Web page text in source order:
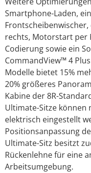
Smartphone-Laden,
rechts, Motorstart per
Codierung sowie ein
CommandView™ 4
Modelle bietet 15%
20% größeres
Kabine der 8R-
Ultimate-Sitze können
elektrisch eingestellt
Positionsanpassung
Ultimate-Sitz besitzt
Rückenlehne für eine
Arbeitsumgebung.